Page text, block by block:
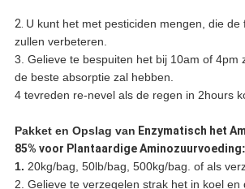
2. U kunt het met pesticiden mengen, die de
zullen verbeteren.
3. Gelieve te bespuiten het bij 10am of 4pm
de beste absorptie zal hebben.
4 tevreden re-nevel als de regen in 2hours
Pakket en Opslag van Enzymatisch het
85% voor Plantaardige Aminozuurvoeding:
1. 20kg/bag, 50lb/bag, 500kg/bag. of als
2. Gelieve te verzegelen strak het in koel en